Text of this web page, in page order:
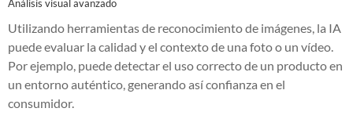
Análisis visual avanzado
Utilizando herramientas de reconocimiento de imágenes, la IA
puede evaluar la calidad y el contexto de una foto o un vídeo.
Por ejemplo, puede detectar el uso correcto de un producto en
un entorno auténtico, generando así confianza en el
consumidor.